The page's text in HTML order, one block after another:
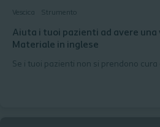
Vescica Strumento
Aiuta i tuoi pazienti ad avere una
Materiale in inglese
Se i tuoi pazienti non si prendono cura